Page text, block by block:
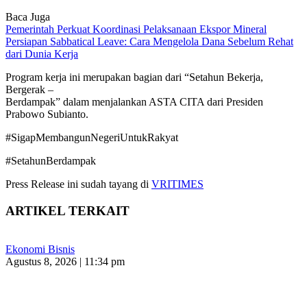
Baca Juga
Pemerintah Perkuat Koordinasi Pelaksanaan Ekspor Mineral
Persiapan Sabbatical Leave: Cara Mengelola Dana Sebelum Rehat
dari Dunia Kerja
Program kerja ini merupakan bagian dari “Setahun Bekerja,
Bergerak –
Berdampak” dalam menjalankan ASTA CITA dari Presiden
Prabowo Subianto.
#SigapMembangunNegeriUntukRakyat
#SetahunBerdampak
Press Release ini sudah tayang di VRITIMES
ARTIKEL TERKAIT
Ekonomi Bisnis
Agustus 8, 2026 | 11:34 pm